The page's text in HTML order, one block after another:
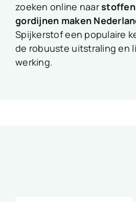
zoeken online naar
gordijnen maken
Spijkerstof een populaire
de robuuste uitstraling en
werking.